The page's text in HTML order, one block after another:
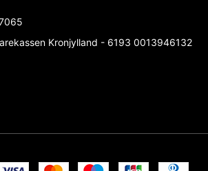
Kronjylland - 6193 0013946132